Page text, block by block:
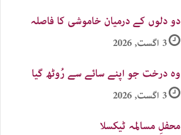
دو دلوں کے درمیان خاموشی کا فاصلہ
3 اگست, 2026
وہ درخت جو اپنے سائے سے رُوٹھ گیا
3 اگست, 2026
محفلِ مسالمہ ٹیکسلا